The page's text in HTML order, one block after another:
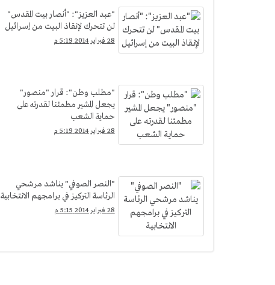
"عبد العزيز": "أنصار بيت المقدس"
لن تتحرك لإنقاذ البيت من إسرائيل
28 فبراير 2014 5:19 م
"مطلب وطن": قرار "منصور"
يجعل المشير مطمئنا لقدرته على
حماية الشعب
28 فبراير 2014 5:19 م
"النصر الصوفي" يناشد مرشحي
الرئاسة التركيز في برامجهم الانتخابية
28 فبراير 2014 5:15 م